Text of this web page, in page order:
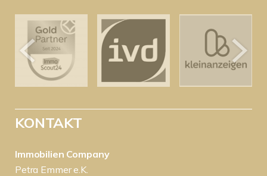
KONTAKT
Immobilien Company
Petra Emmer e.K.